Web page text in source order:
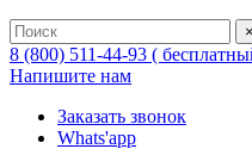
×
8 (800) 511-44-93 (
Напишите нам
Заказать звонок
Whats'app